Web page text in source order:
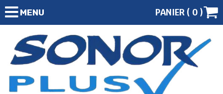
MENU PANIER ( 0 )